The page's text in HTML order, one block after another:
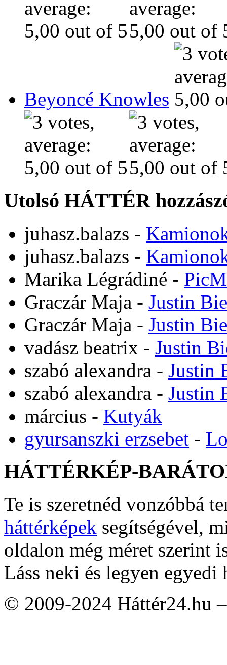
Beyoncé Knowles
Utolsó HÁTTÉR
juhasz.balazs -
juhasz.balazs -
Marika Légrádiné -
Graczár Maja - Justin
Graczár Maja - Justin
vadász beatrix - Justin
szabó alexandra - Justin
szabó alexandra - Justin
március - Kutyák
gyursanszki erzsebet -
HÁTTÉRKÉP-
Te is szeretnéd vonzóbbá
háttérképek segítségével,
oldalon még méret szerint
Láss neki és legyen egyedi
© 2009-2024 Háttér24.hu